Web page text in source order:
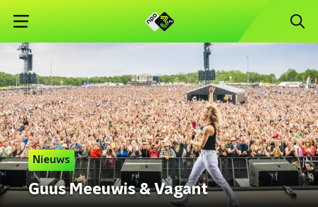
Nieuws
Guus Meeuwis & Vagant